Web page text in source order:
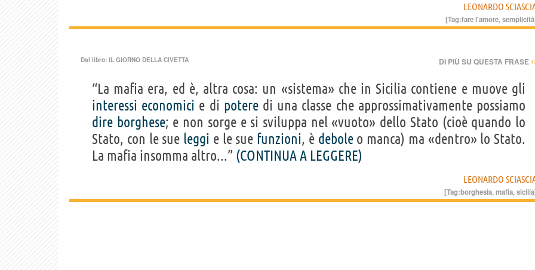
LEONARDO
[Tag:fare l'amore,semplicità
Dal libro: IL GIORNO DELLA CIVETTA DI PIÙ SU QUESTA FRASE
“La mafia era, ed è, altra cosa: un «sistema» che in Sicilia contiene e muove gli
interessi economici e di poteredi una classe che approssimativamente possiamo
dire borghese; e non sorge e si sviluppa nel «vuoto» dello Stato (cioè quando lo
Stato, con le sue leggi e le sue funzioni, è deboleo manca) ma «dentro» lo Stato.
La mafia insomma altro...” (CONTINUA A LEGGERE)
LEONARDO
[Tag:borghesia,mafia,sicilia